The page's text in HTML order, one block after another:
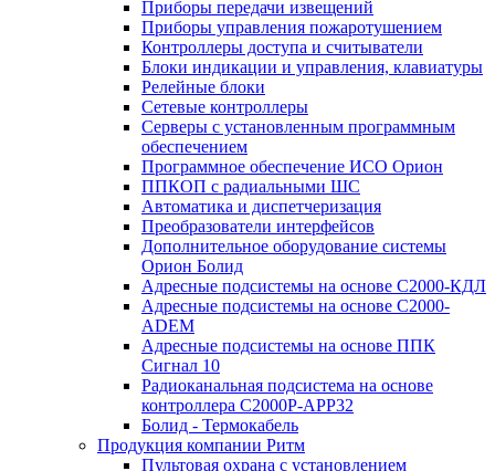
Приборы передачи извещений
Приборы управления пожаротушением
Контроллеры доступа и считыватели
Блоки индикации и управления, клавиатуры
Релейные блоки
Сетевые контроллеры
Серверы с установленным программным
обеспечением
Программное обеспечение ИСО Орион
ППКОП с радиальными ШС
Автоматика и диспетчеризация
Преобразователи интерфейсов
Дополнительное оборудование системы
Орион Болид
Адресные подсистемы на основе С2000-КДЛ
Адресные подсистемы на основе С2000-
ADEM
Адресные подсистемы на основе ППК
Сигнал 10
Радиоканальная подсистема на основе
контроллера С2000Р-АРР32
Болид - Термокабель
Продукция компании Ритм
Пультовая охрана с установлением